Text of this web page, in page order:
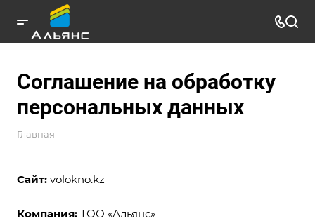
Соглашение на обработку
персональных данных
Главная
Сайт: volokno.kz
Компания: ТОО «Альянс»